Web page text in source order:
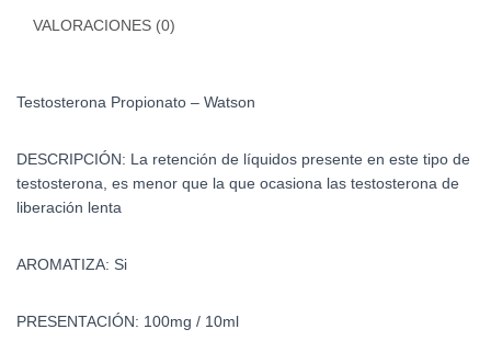
VALORACIONES (0)
Testosterona Propionato – Watson
DESCRIPCIÓN: La retención de líquidos presente en este tipo de
testosterona, es menor que la que ocasiona las testosterona de
liberación lenta
AROMATIZA: Si
PRESENTACIÓN: 100mg / 10ml